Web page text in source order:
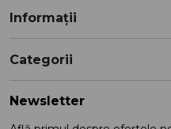
Informații
Categorii
Newsletter